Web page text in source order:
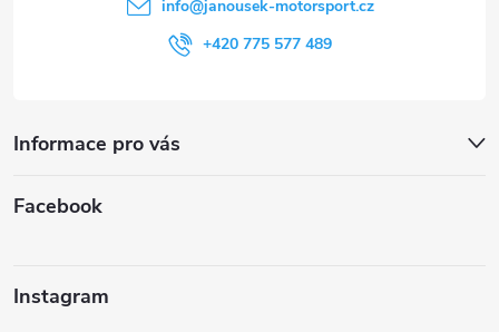
info@janousek-motorsport.cz
+420 775 577 489
Informace pro vás
Facebook
Instagram